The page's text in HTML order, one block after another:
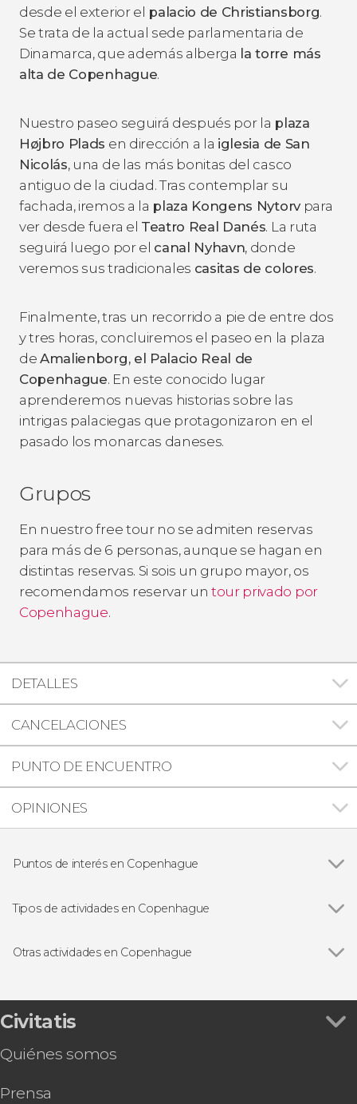
desde el exterior el palacio de Christiansborg.
Se trata de la actual sede parlamentaria de
Dinamarca, que además alberga la torre más
alta de Copenhague.
Nuestro paseo seguirá después por la plaza
Højbro Plads en dirección a la iglesia de San
Nicolás, una de las más bonitas del casco
antiguo de la ciudad. Tras contemplar su
fachada, iremos a la plaza Kongens Nytorvpara
ver desde fuera el Teatro Real Danés. La ruta
seguirá luego por el canal Nyhavn, donde
veremos sus tradicionales casitas de colores.
Finalmente, tras un recorrido a pie de entre dos
y tres horas, concluiremos el paseo en la plaza
deAmalienborg, el Palacio Real de
Copenhague. En este conocido lugar
aprenderemos nuevas historias sobre las
intrigas palaciegas que protagonizaron en el
pasado los monarcas daneses.
Grupos
En nuestro free tour no se admiten reservas
para más de 6 personas, aunque se hagan en
distintas reservas. Si sois un grupo mayor, os
recomendamos reservar un tour privado por
Copenhague.
DETALLES
CANCELACIONES
PUNTO DE ENCUENTRO
OPINIONES
Puntos de interés en Copenhague
Christiania
Jardines de Tivoli
Tipos de actividades en Copenhague
Free tours en Copenhague
Autobús turístico
Otras actividades en Copenhague
Excursión a Malmö
Tour en bicicleta por Copenhague
Tour en bicicleta por el parque Dyrehaven
Tour de la pastelería danesa por Copenhague
Civitatis
Quiénes somos
Prensa